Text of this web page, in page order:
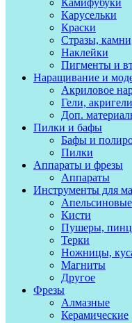
Камифубуки
Карусельки
Краски
Стразы,
Наклейки
Пигменты и
Наращивание и
Акриловое
Гели,
Доп.
Пилки и бафы
Бафы и
Пилки
Аппараты и фрезы
Аппараты
Инструменты для
Кисти
Пушеры,
Терки
Ножницы,
Магниты
Другое
Фрезы
Алмазные
Керамические